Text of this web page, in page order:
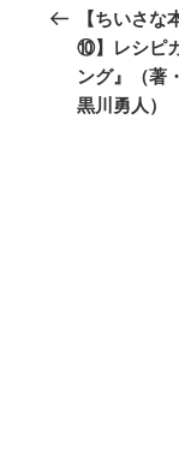
稿
ナ
ビ
去
の
投
稿
【ちいさ
⑩】レシピ
ング』（著
黒川勇人）